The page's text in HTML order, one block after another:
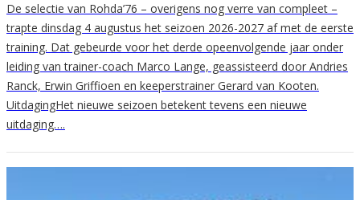
De selectie van Rohda’76 – overigens nog verre van compleet –
trapte dinsdag 4 augustus het seizoen 2026-2027 af met de eerste
training. Dat gebeurde voor het derde opeenvolgende jaar onder
leiding van trainer-coach Marco Lange, geassisteerd door Andries
Ranck, Erwin Griffioen en keeperstrainer Gerard van Kooten.
UitdagingHet nieuwe seizoen betekent tevens een nieuwe
uitdaging….